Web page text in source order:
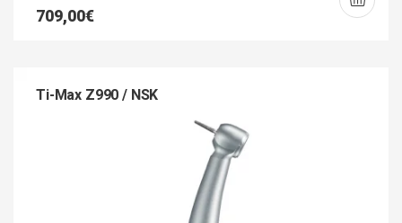
709,00€
Ti-Max Z990 / NSK